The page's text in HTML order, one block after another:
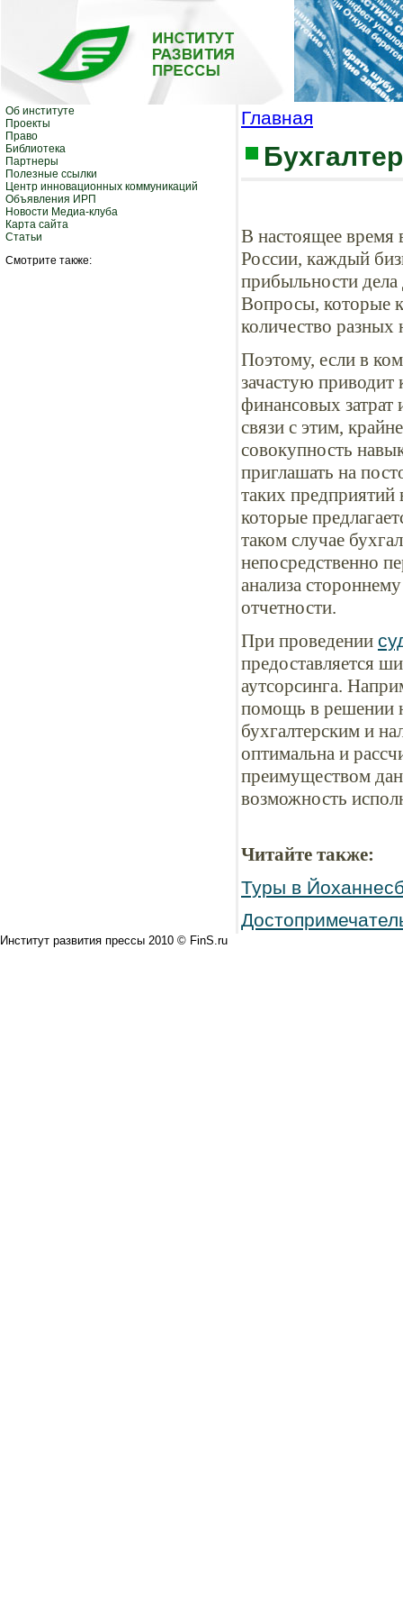
Об институте
Проекты
Право
Библиотека
Партнеры
Полезные ссылки
Центр инновационных коммуникаций
Объявления ИРП
Новости Медиа-клуба
Карта сайта
Статьи
Смотрите также:
Главная
В настоящее время
России, каждый
прибыльности дела
Вопросы, которые
количество разных
Поэтому, если в
зачастую приводит
финансовых затрат
связи с этим,
совокупность
приглашать на
таких предприятий
которые
таком случае
непосредственно
анализа
отчетности.
При проведении
предоставляется
аутсорсинга.
помощь в решении
бухгалтерским и
оптимальна и
преимуществом
возможность
Читайте также:
Туры в
Институт развития прессы 2010 © FinS.ru